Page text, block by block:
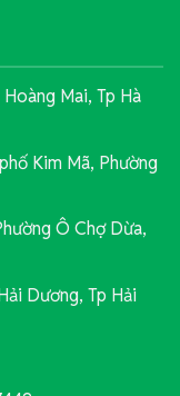
Mai, Tp Hà
Kim Mã, Phường
Ô Chợ Dừa,
Dương, Tp Hải